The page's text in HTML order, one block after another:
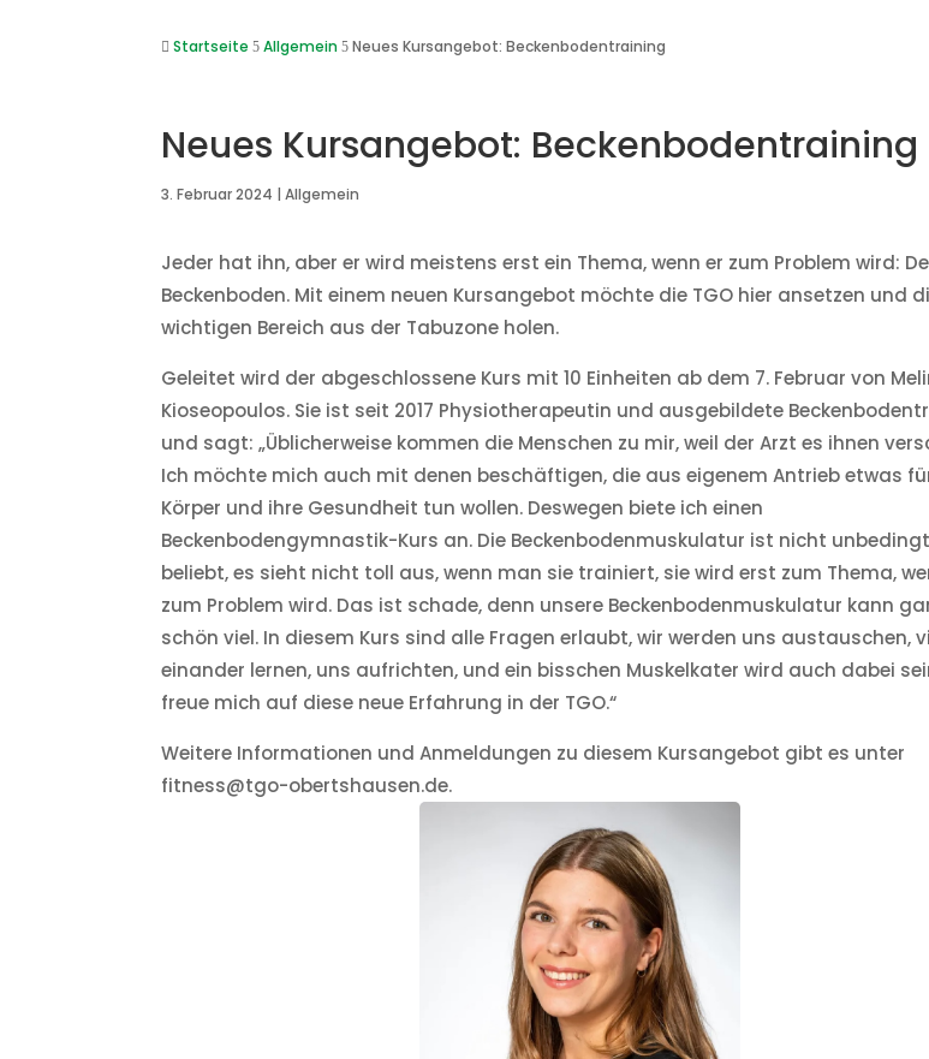
 Startseite 5 Allgemein 5 Neues Kursangebot: Beckenbodentraining
Neues Kursangebot: Beckenbodentraining
3. Februar 2024 |Allgemein
Jeder hat ihn, aber er wird meistens erst ein Thema, wenn er zum Problem wird:
Beckenboden. Mit einem neuen Kursangebot möchte die TGO hier ansetzen und
wichtigen Bereich aus der Tabuzone holen.
Geleitet wird der abgeschlossene Kurs mit 10 Einheiten ab dem 7. Februar von
Kioseopoulos. Sie ist seit 2017 Physiotherapeutin und ausgebildete
und sagt: „Üblicherweise kommen die Menschen zu mir, weil der Arzt es ihnen
Ich möchte mich auch mit denen beschäftigen, die aus eigenem Antrieb etwas
Körper und ihre Gesundheit tun wollen. Deswegen biete ich einen
Beckenbodengymnastik-Kurs an. Die Beckenbodenmuskulatur ist nicht unbedingt
beliebt, es sieht nicht toll aus, wenn man sie trainiert, sie wird erst zum Thema,
zum Problem wird. Das ist schade, denn unsere Beckenbodenmuskulatur kann
schön viel. In diesem Kurs sind alle Fragen erlaubt, wir werden uns austauschen,
einander lernen, uns aufrichten, und ein bisschen Muskelkater wird auch dabei
freue mich auf diese neue Erfahrung in der TGO.“
Weitere Informationen und Anmeldungen zu diesem Kursangebot gibt es unter
fitness@tgo-obertshausen.de.